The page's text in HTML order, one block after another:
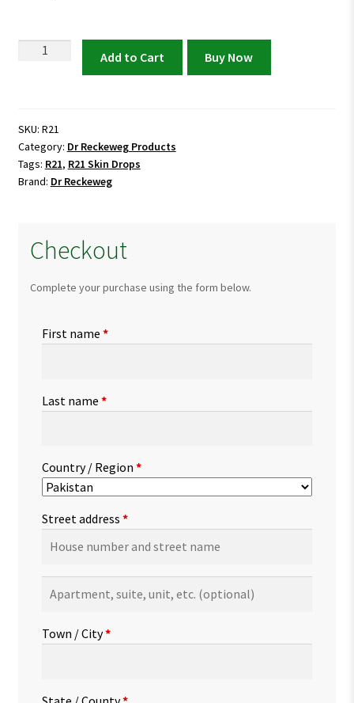
Drops
quantity
Add to Cart Buy Now
SKU: R21
Category: Dr Reckeweg Products
Tags: R21, R21 Skin Drops
Brand: Dr Reckeweg
Checkout
Complete your purchase using the form below.
First name *
Last name *
Country / Region *
Street address *
suite,
etc.(optional)
Town / City*